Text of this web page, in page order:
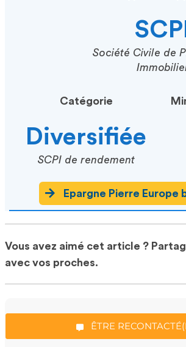
“Excellent”, 165
ÊTRE
SCPI
Société Civile de
Catégorie
Diversifiée
SCPI de rendement
Epargne Pierre
Vous avez aimé cet article ?
avec vos proches.
À propos de l’auteur